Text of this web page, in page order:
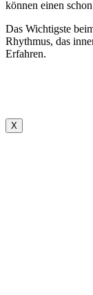
können einen
Das Wichtigste
Rhythmus, das
Erfahren.
X